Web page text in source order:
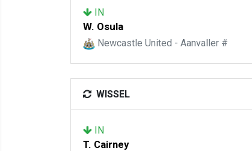
IN
W. Osula
Newcastle United - Aanvaller #
WISSEL
IN
T. Cairney